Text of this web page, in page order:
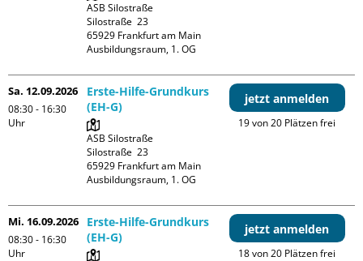
ASB Silostraße
Silostraße  23
65929 Frankfurt am Main
Ausbildungsraum, 1. OG
Sa. 12.09.2026
08:30 - 16:30
Uhr
Erste-Hilfe-Grundkurs
(EH-G)
ASB Silostraße
Silostraße  23
65929 Frankfurt am Main
Ausbildungsraum, 1. OG
jetzt anmelden
19 von 20 Plätzen frei
Mi. 16.09.2026
08:30 - 16:30
Uhr
Erste-Hilfe-Grundkurs
(EH-G)
jetzt anmelden
18 von 20 Plätzen frei